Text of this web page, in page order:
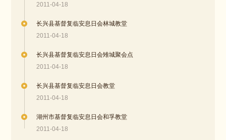
2011-04-18
长兴县基督复临安息日会林城教堂
2011-04-18
长兴县基督复临安息日会雉城聚会点
2011-04-18
长兴县基督复临安息日会教堂
2011-04-18
湖州市基督复临安息日会和孚教堂
2011-04-18